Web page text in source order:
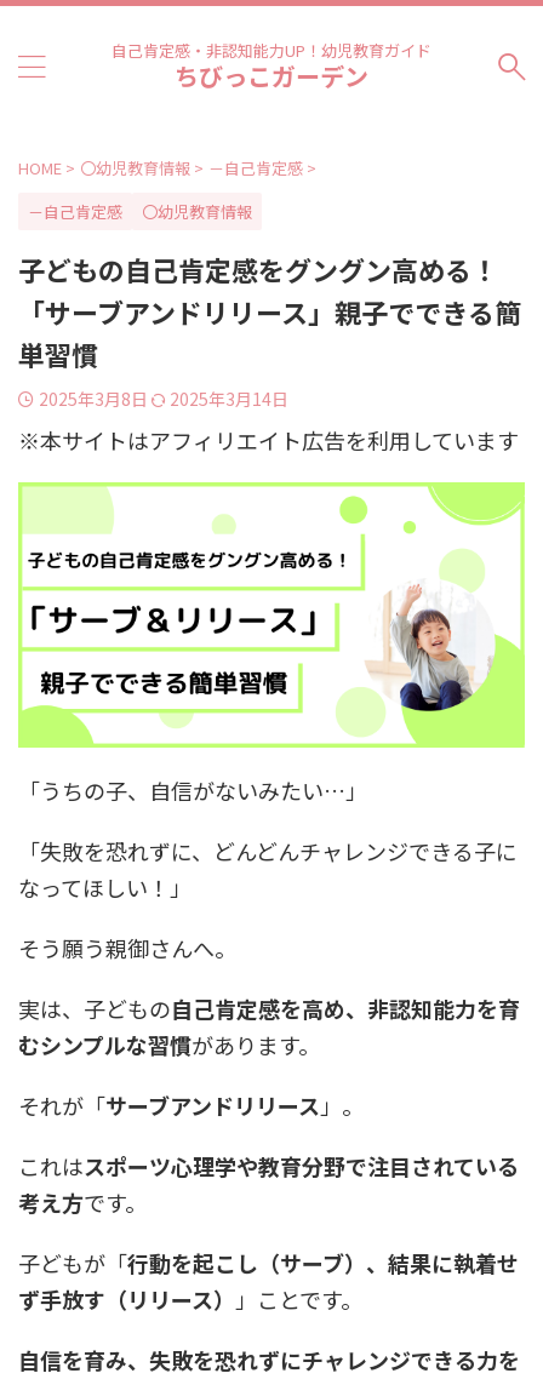
自己肯定感・非認知能力UP！幼児教育ガイド
ちびっこガーデン
HOME > 〇幼児教育情報 > －自己肯定感 >
－自己肯定感
〇幼児教育情報
子どもの自己肯定感をグングン高める！
「サーブアンドリリース」親子でできる簡
単習慣
2025年3月8日 2025年3月14日
※本サイトはアフィリエイト広告を利用しています
「うちの子、自信がないみたい…」
「失敗を恐れずに、どんどんチャレンジできる子に
なってほしい！」
そう願う親御さんへ。
実は、子どもの自己肯定感を高め、非認知能力を育
むシンプルな習慣があります。
それが「サーブアンドリリース」。
これはスポーツ心理学や教育分野で注目されている
考え方です。
子どもが「行動を起こし（サーブ）、結果に執着せ
ず手放す（リリース） 」ことです。
自信を育み、失敗を恐れずにチャレンジできる力を